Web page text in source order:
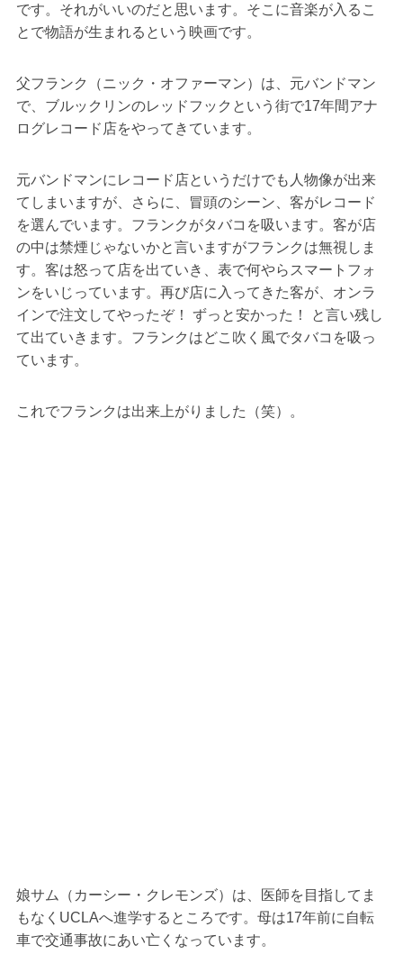
です。それがいいのだと思います。そこに音楽が入るこ
とで物語が生まれるという映画です。
父フランク（ニック・オファーマン）は、元バンドマン
で、ブルックリンのレッドフックという街で17年間アナ
ログレコード店をやってきています。
元バンドマンにレコード店というだけでも人物像が出来
てしまいますが、さらに、冒頭のシーン、客がレコード
を選んでいます。フランクがタバコを吸います。客が店
の中は禁煙じゃないかと言いますがフランクは無視しま
す。客は怒って店を出ていき、表で何やらスマートフォ
ンをいじっています。再び店に入ってきた客が、オンラ
インで注文してやったぞ！ ずっと安かった！ と言い残し
て出ていきます。フランクはどこ吹く風でタバコを吸っ
ています。
これでフランクは出来上がりました（笑）。
娘サム（カーシー・クレモンズ）は、医師を目指してま
もなくUCLAへ進学するところです。母は17年前に自転
車で交通事故にあい亡くなっています。